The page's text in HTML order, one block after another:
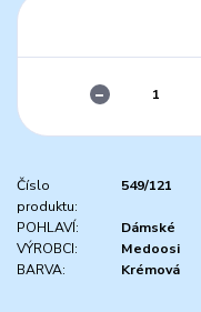
Číslo
produktu:
549/121
POHLAVÍ:
Dámské
VÝROBCI:
Medoosi
BARVA:
Krémová